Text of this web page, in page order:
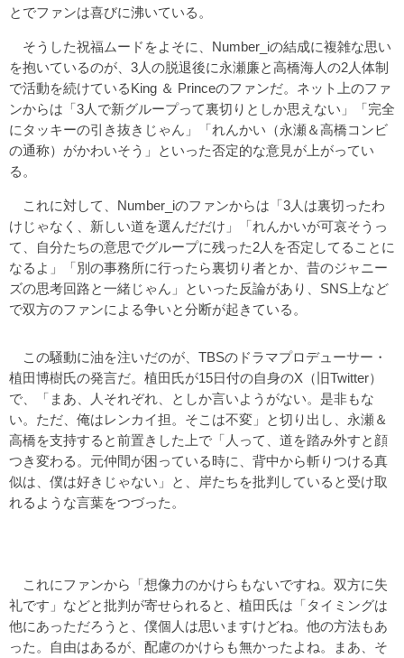
とでファンは喜びに沸いている。
そうした祝福ムードをよそに、Number_iの結成に複雑な思い
を抱いているのが、3人の脱退後に永瀬廉と高橋海人の2人体制
で活動を続けているKing ＆ Princeのファンだ。ネット上のファ
ンからは「3人で新グループって裏切りとしか思えない」「完全
にタッキーの引き抜きじゃん」「れんかい（永瀬＆高橋コンビ
の通称）がかわいそう」といった否定的な意見が上がってい
る。
これに対して、Number_iのファンからは「3人は裏切ったわ
けじゃなく、新しい道を選んだだけ」「れんかいが可哀そうっ
て、自分たちの意思でグループに残った2人を否定してることに
なるよ」「別の事務所に行ったら裏切り者とか、昔のジャニー
ズの思考回路と一緒じゃん」といった反論があり、SNS上など
で双方のファンによる争いと分断が起きている。
この騒動に油を注いだのが、TBSのドラマプロデューサー・
植田博樹氏の発言だ。植田氏が15日付の自身のX（旧Twitter）
で、「まあ、人それぞれ、としか言いようがない。是非もな
い。ただ、俺はレンカイ担。そこは不変」と切り出し、永瀬＆
高橋を支持すると前置きした上で「人って、道を踏み外すと顔
つき変わる。元仲間が困っている時に、背中から斬りつける真
似は、僕は好きじゃない」と、岸たちを批判していると受け取
れるような言葉をつづった。
これにファンから「想像力のかけらもないですね。双方に失
礼です」などと批判が寄せられると、植田氏は「タイミングは
他にあっただろうと、僕個人は思いますけどね。他の方法もあ
った。自由はあるが、配慮のかけらも無かったよね。まあ、そ